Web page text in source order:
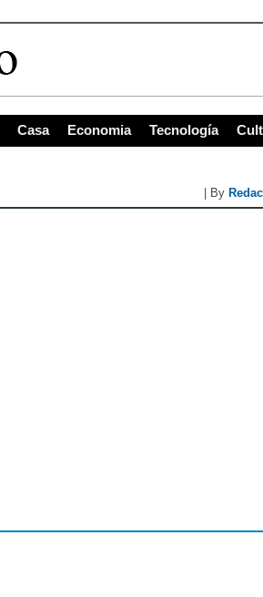
Casa Economia Tecnología
| By